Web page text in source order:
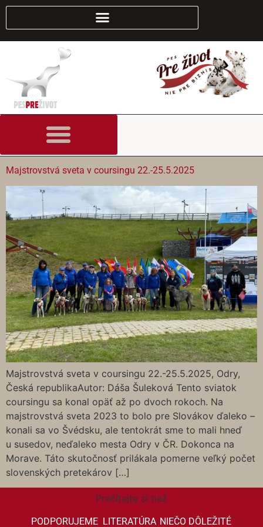
content
Majstrovstvá sveta v coursingu 22.-25.5.2025
Majstrovstvá sveta v coursingu 22.-25.5.2025, Odry,
Česká republikaAutor: Dáša Šuleková Tento sviatok
coursingu sa konal opäť až po dvoch rokoch. Na
majstrovstvá sveta 2023 to bolo pre Slovákov ďaleko –
konali sa vo Švédsku, ale tentokrát sme to mali hneď
u susedov, neďaleko mesta Odry v ČR. Dokonca na
Morave. Táto skutočnosť prilákala pomerne veľký počet
slovenských pretekárov […]
Prečítajte si tiež
PODPORUJEME| LITERATÚRA| NIEČO DÔLEŽITÉ